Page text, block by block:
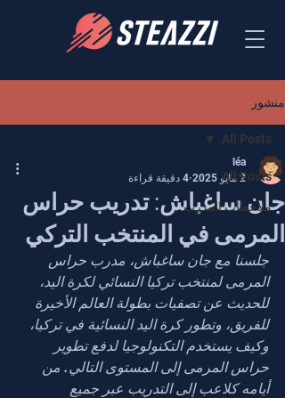
منشور
All Posts
ملاحظات المدرب
All Posts
جان ساغباش: تدريب حراس
المرمى في المنتخب التركي
léa
2 مايو 2025
4 دقيقة قراءة
جلسنا مع جان ساغباش، مدرب حراس
المرمى لمنتخب تركيا النسائي لكرة اليد،
للحديث عن تصفيات بطولة العالم الأخيرة
للفريق، وتطور كرة اليد النسائية في تركيا،
وكيف يستخدم التكنولوجيا لدفع تطوير
حراس المرمى إلى المستوى التالي. من
أيامه كلاعب إلى التدريب عبر جميع